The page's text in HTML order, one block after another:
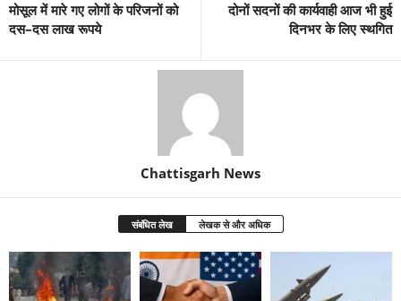
मोसूल में मारे गए लोगों के परिजनों को
दस–दस लाख रूपये
दोनों सदनों की कार्यवाही आज भी हुई
दिनभर के लिए स्थगित
Chattisgarh News
संबंधित लेख लेखक से और अधिक